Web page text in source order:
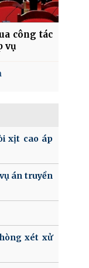
công tác
vụ
xịt cao áp
án truyền
xét xử